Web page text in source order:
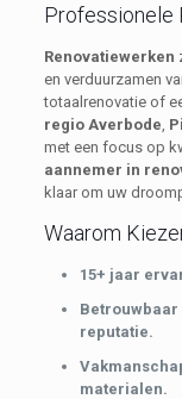
Professionele
Renovatiewerken
en verduurzamen
totaalrenovatie of
regio Averbode
met een focus op
aannemer in
klaar om uw
Waarom
15+ jaar
reputatie.
materialen.